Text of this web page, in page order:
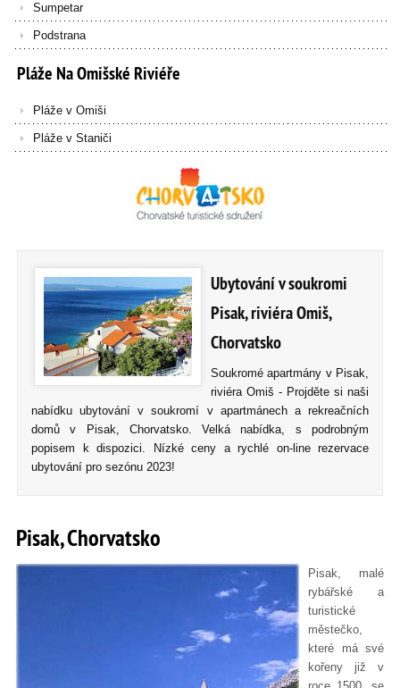
Sumpetar
Podstrana
PlážeNaOmišskéRiviéře
Pláže v Omiši
Pláže v Staniči
Ubytování v soukromi
Pisak, riviéra Omiš,
Chorvatsko
Soukromé apartmány v Pisak,
riviéra Omiš - Projděte si naši
nabídku ubytování v soukromí v apartmánech a rekreačních
domů v Pisak, Chorvatsko. Velká nabídka, s podrobným
popisem k dispozici. Nízké ceny a rychlé on-line rezervace
ubytování pro sezónu 2023!
Pisak, Chorvatsko
Pisak, malé
rybářské a
turistické
městečko,
které má své
kořeny již v